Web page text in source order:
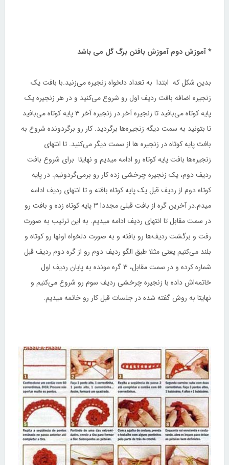
* آموزش دوم آموزش بافتن برگ گل می باشد
بدین شکل که ابتدا به تعداد دلخواه زنجیره می‌زنید.با بافت یک
زنجیره اضافه بافت ردیف اول رو شروع می‌کنید و در هر زنجیره یک
پایه کوتاه می‌بافید تا زنجیره آخر.در زنجیره آخر ۳ پایه کوتاه می‌بافید
تا بتونید به سمت دیگه زنجیره‌ها برگردید. کار رو برگردونده شروع به
بافت پایه کوتاه در زنجیره ها از سمت دیگر می‌کنید. تا انتهای
زنجیره‌ها بافت پایه کوتاه رو ادامه میدیم و نهایتا برای شروع بافت
ردیف دوم، یک زنجیره چرخشی زده کار رو برمی‌گردونیم. در پایه
کوتاه دوم از ردیف قبل یک پایه کوتاه بافته و تا انتهای ردیف ادامه
میدم.در آخرین گره از بافت قبلی مجددا ۳ پایه کوتاه زده و بافت رو
در سمت مقابل تا انتهای ردیف ادامه میدیم. به این ترتیب به صورت
رفت و برگشت ردیف‌ها رو بافته و به صورت دلخواه اونها رو کوتاه و
بلند می‌کنیم یعنی مثلا طبق الگو ردیف دوم رو از گره دوم ردیف قبل
شماره کرده و در سمت مقابل، ۳ گره مونده به پایان ردیف اول
خاتمه‌اش داده با زنجیره چرخشی ردیف سوم رو شروع می‌کنیم و
نهایتا به روش گفته شده در جلسات قبل کار رو خاتمه میدیم.